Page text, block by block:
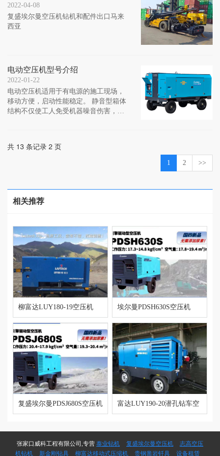
2022-04-08
复盛埃尔曼空压机钻机和配件出口马来
西亚
电动空压机型号介绍
2022-01-22
电动空压机适用于有电源的施工现场，
移动方便，启动性能稳定。 静音型箱体
结构不仅使工人免受机器噪音伤害，同
共 13 条记录 2 页
1 2 >>
相关推荐
柳富达LUY180-19空压机 埃尔曼PDSH630S空压机
复盛埃尔曼PDSJ680S空压机 富达LUY190-20潜孔钻车空
张家口威科工程有限公司,专营 泰业钻机 复盛埃尔曼空压机
志高空压
机钻机
新金刚钻具 柳富达移动式压缩机 贵钢凿岩钎具 设备租赁